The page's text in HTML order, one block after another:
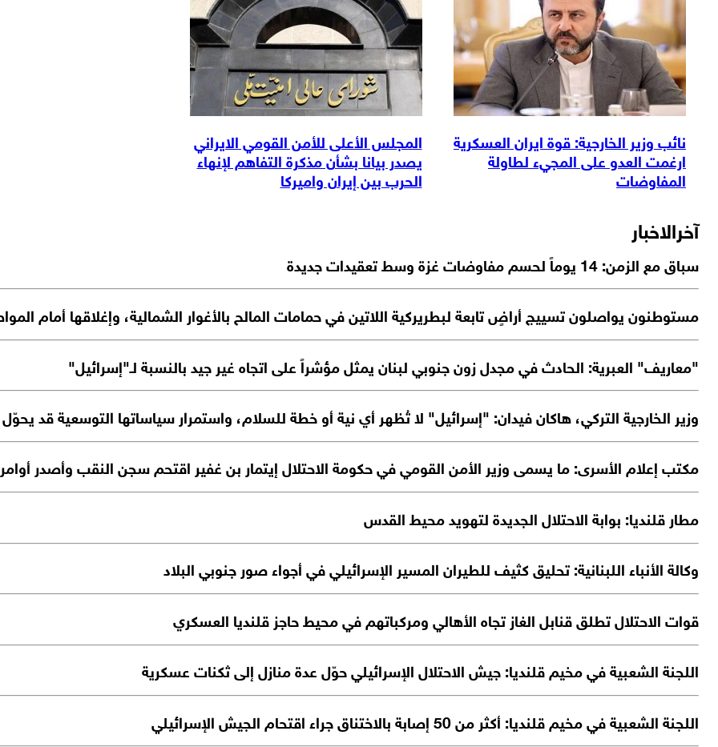
نائب وزير الخارجية: قوة ايران العسكرية
ارغمت العدو على المجيء لطاولة
المفاوضات
المجلس الأعلى للأمن القومي الايراني
يصدر بيانا بشأن مذكرة التفاهم لإنهاء
الحرب بين إيران واميركا
آخرالاخبار
سباق مع الزمن: 14 يوماً لحسم مفاوضات غزة وسط تعقيدات جديدة
مستوطنون يواصلون تسييج أراضٍ تابعة لبطريركية اللاتين في حمامات المالح بالأغوار الشمالية، وإغلاقها أمام
"معاريف" العبرية: الحادث في مجدل زون جنوبي لبنان يمثل مؤشراً على اتجاه غير جيد بالنسبة لـ"إسرائيل"
وزير الخارجية التركي، هاكان فيدان: "إسرائيل" لا تُظهر أي نية أو خطة للسلام، واستمرار سياساتها التوسعية قد يحوّل
مكتب إعلام الأسرى: ما يسمى وزير الأمن القومي في حكومة الاحتلال إيتمار بن غفير اقتحم سجن النقب وأصدر
مطار قلنديا: بوابة الاحتلال الجديدة لتهويد محيط القدس
وكالة الأنباء اللبنانية: تحليق كثيف للطيران المسير الإسرائيلي في أجواء صور جنوبي البلاد
قوات الاحتلال تطلق قنابل الغاز تجاه الأهالي ومركباتهم في محيط حاجز قلنديا العسكري
اللجنة الشعبية في مخيم قلنديا: جيش الاحتلال الإسرائيلي حوّل عدة منازل إلى ثكنات عسكرية
اللجنة الشعبية في مخيم قلنديا: أكثر من 50 إصابة بالاختناق جراء اقتحام الجيش الإسرائيلي